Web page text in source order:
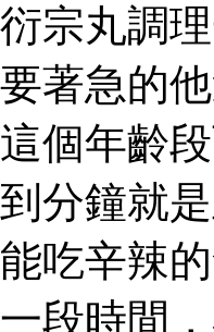
衍宗丸調
要著急的
這個年齡
到分鐘就
能吃辛辣
一段時間